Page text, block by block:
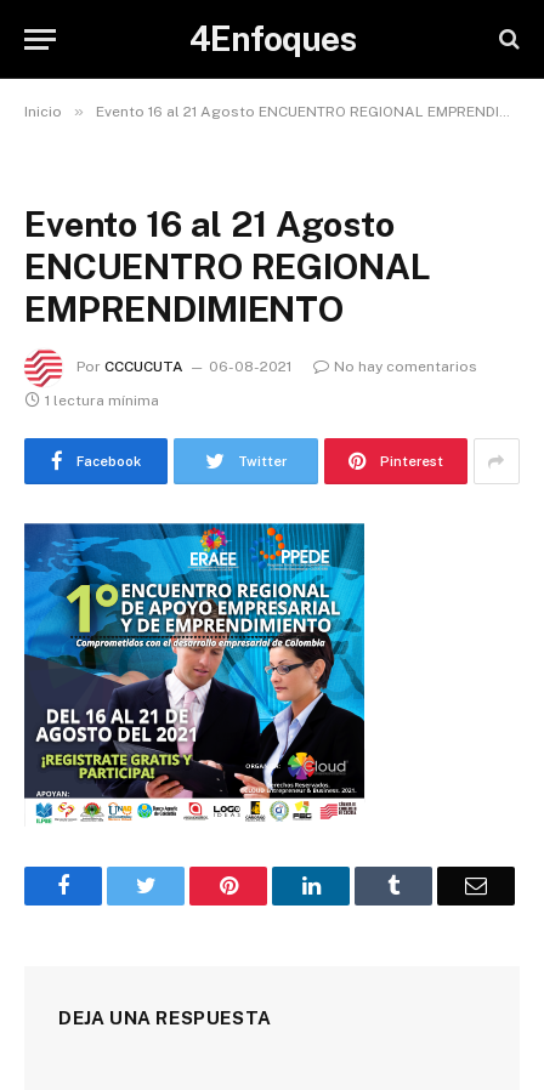
4Enfoques
Inicio » Evento 16 al 21 Agosto ENCUENTRO REGIONAL EMPRENDIMIENTO
Evento 16 al 21 Agosto
ENCUENTRO REGIONAL
EMPRENDIMIENTO
Por CCCUCUTA 06-08-2021
No hay comentarios
1 lectura mínima
Facebook Twitter Pinterest
FacebookTwitter Pinterest LinkedInTumblr
DEJA UNA RESPUESTA